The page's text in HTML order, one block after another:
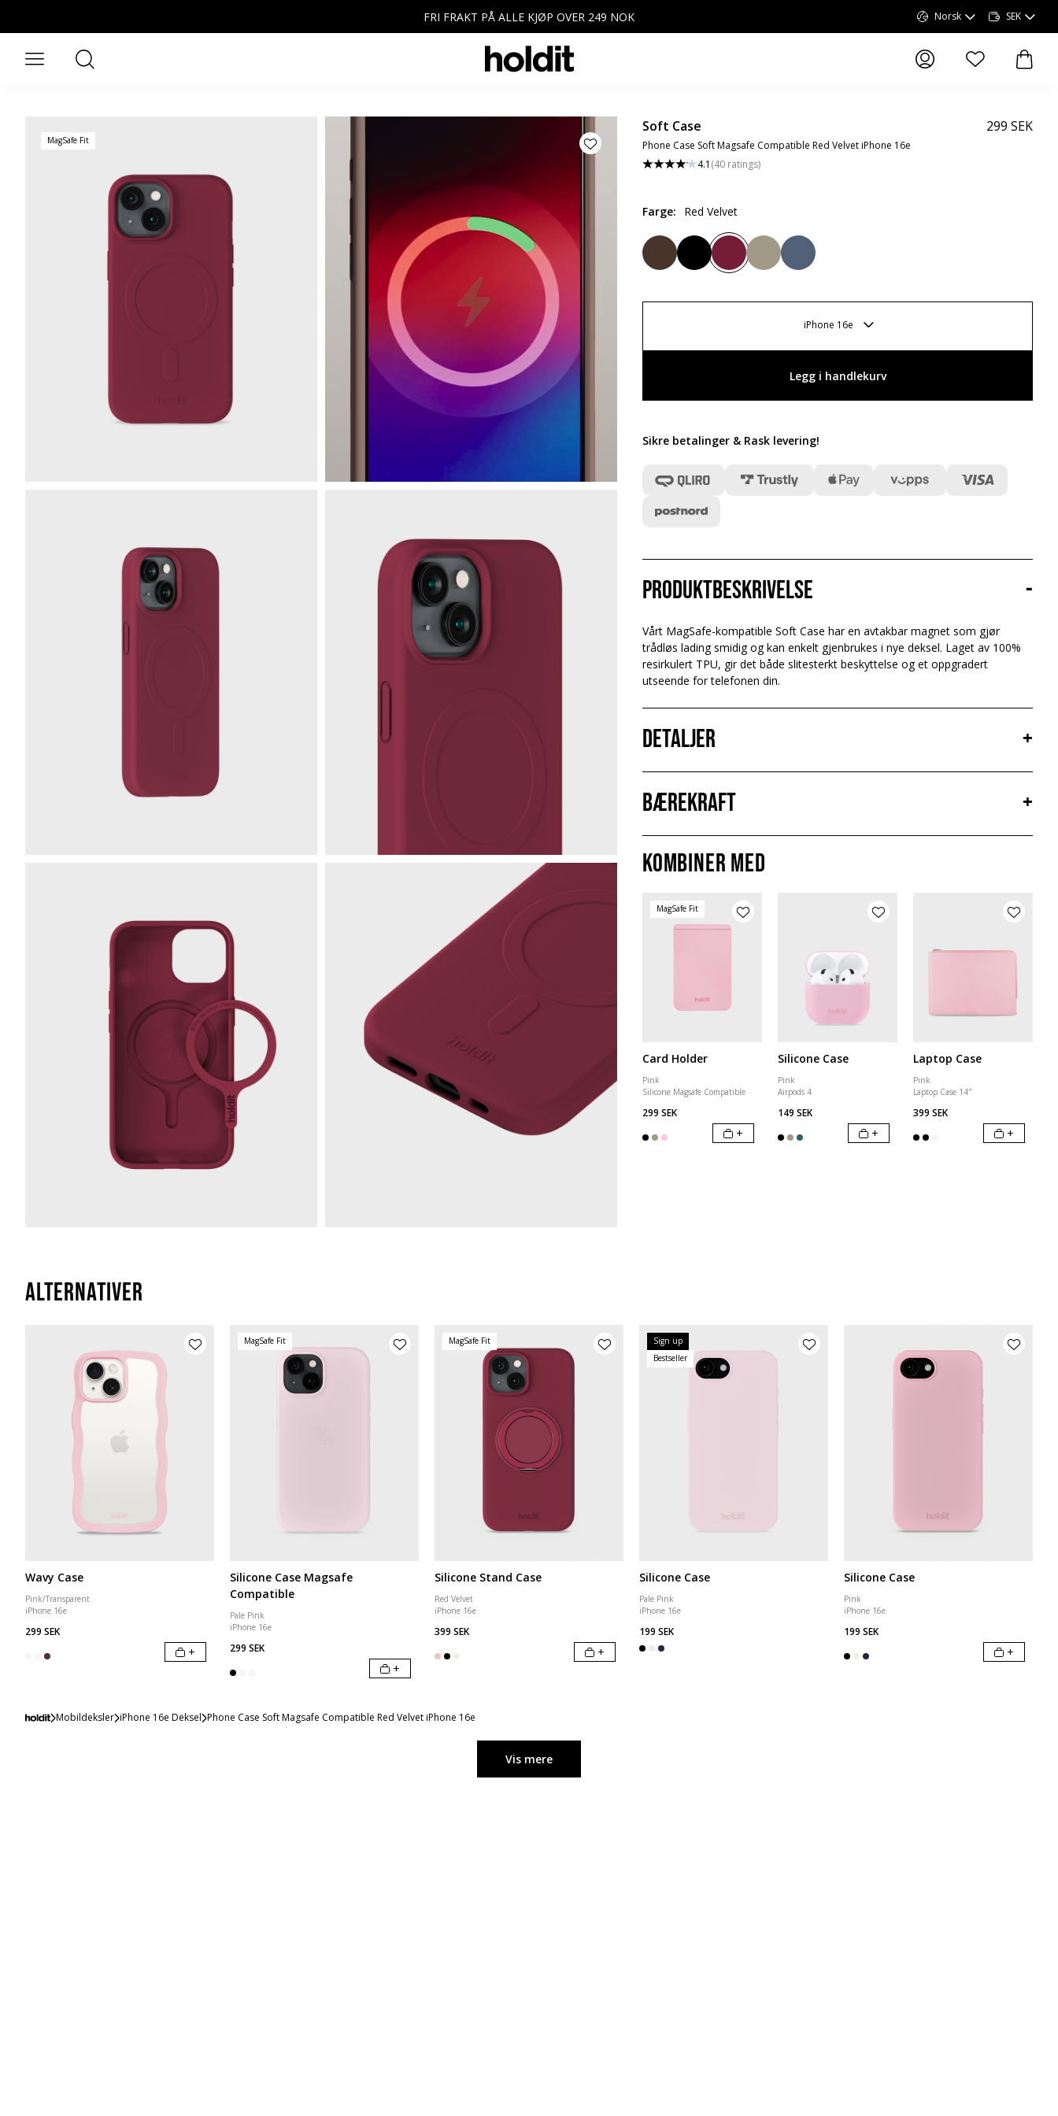
FRI FRAKT PÅ ALLE KJØP OVER 249 NOK Norsk SEK
Åpne menySøk
elementer i
MagSafe Fit
Soft Case
Phone Case Soft Magsafe Compatible Red Velvet iPhone 16e
4.1 (40 ratings)
299 SEK
Farge: Red Velvet
iPhone 16e
Legg i handlekurv
Sikre betalinger & Rask levering!
Produktbeskrivelse -
Vårt MagSafe-kompatible Soft Case har en avtakbar magnet som gjør
trådløs lading smidig og kan enkelt gjenbrukes i nye deksel. Laget av 100%
resirkulert TPU, gir det både slitesterkt beskyttelse og et oppgradert
utseende for telefonen din.
Detaljer +
Bærekraft
+
Kombiner med
MagSafe Fit
Card Holder
Pink
Silicone Magsafe Compatible
299 SEK
+
Silicone Case
Pink
Airpods 4
149 SEK
+
Laptop Case
Pink
Laptop Case 14"
399 SEK
+
Alternativer
Wavy Case
Pink/Transparent
iPhone 16e
299 SEK
+
MagSafe Fit
Silicone Case Magsafe
Compatible
Pale Pink
iPhone 16e
299 SEK
+
MagSafe Fit
Silicone Stand Case
Red Velvet
iPhone 16e
399 SEK
+
Sign up
Bestseller
Silicone Case
Pale Pink
iPhone 16e
199 SEK
Silicone Case
Pink
iPhone 16e
199 SEK
+
Mobildeksler iPhone 16e Deksel Phone Case Soft Magsafe Compatible Red Velvet iPhone 16e
Vis mere